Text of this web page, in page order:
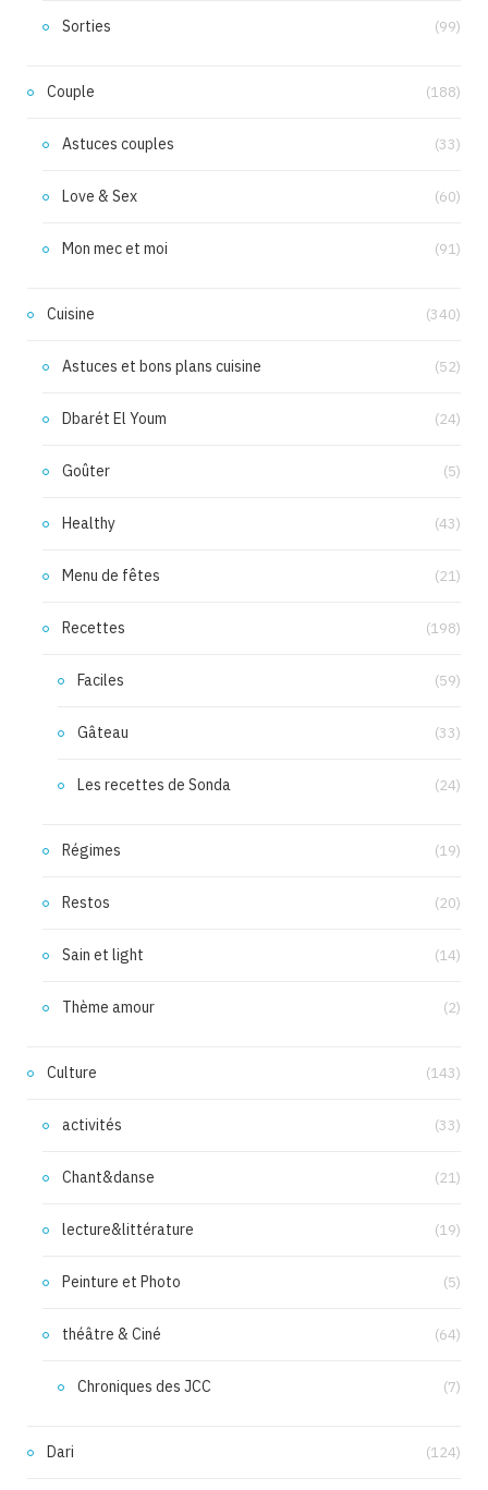
Sorties (99)
Couple (188)
Astuces couples (33)
Love & Sex (60)
Mon mec et moi (91)
Cuisine (340)
Astuces et bons plans cuisine (52)
Dbarét El Youm (24)
Goûter (5)
Healthy (43)
Menu de fêtes (21)
Recettes (198)
Faciles (59)
Gâteau (33)
Les recettes de Sonda (24)
Régimes (19)
Restos (20)
Sain et light (14)
Thème amour (2)
Culture (143)
activités (33)
Chant&danse (21)
lecture&littérature (19)
Peinture et Photo (5)
théâtre & Ciné (64)
Chroniques des JCC (7)
Dari (124)